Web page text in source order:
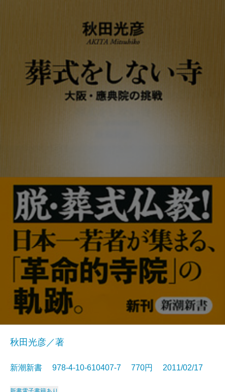
秋田光彦／著
新潮新書 978-4-10-610407-7 770円 2011/02/17